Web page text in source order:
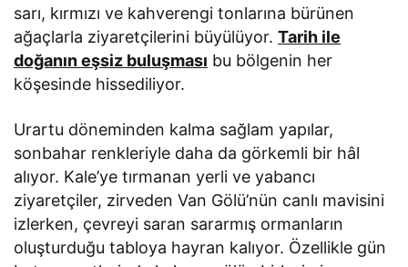
sarı, kırmızı ve kahverengi tonlarına bürünen
ağaçlarla ziyaretçilerini büyülüyor.Tarih ile
doğanın eşsiz buluşması bu bölgenin her
köşesinde hissediliyor.
Urartu döneminden kalma sağlam yapılar,
sonbahar renkleriyle daha da görkemli bir hâl
alıyor. Kale’ye tırmanan yerli ve yabancı
ziyaretçiler, zirveden Van Gölü’nün canlı mavisini
izlerken, çevreyi saran sararmış ormanların
oluşturduğu tabloya hayran kalıyor. Özellikle gün